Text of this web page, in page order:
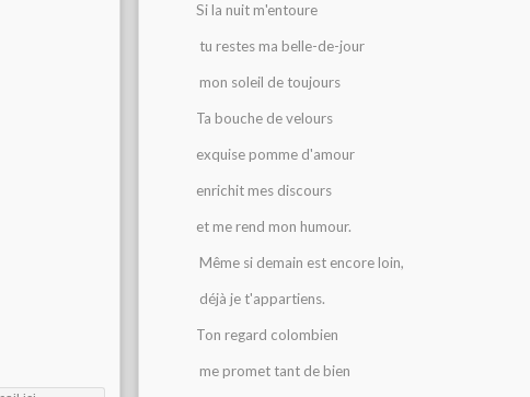
Si la nuit m'entoure
tu restes ma belle-de-jour
mon soleil de toujours
Ta bouche de velours
exquise pomme d'amour
enrichit mes discours
et me rend mon humour.
Même si demain est encore loin,
déjà je t'appartiens.
Ton regard colombien
me promet tant de bien